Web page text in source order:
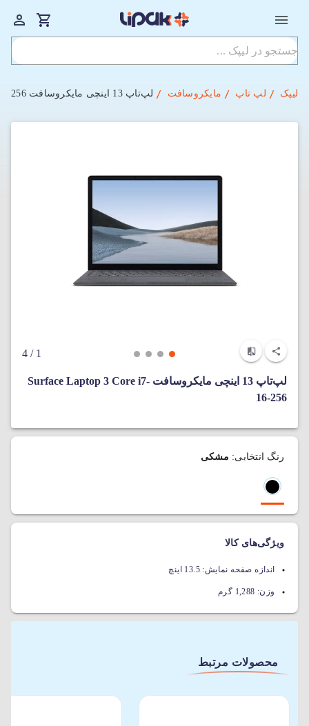
لیپک لپ تاپ مایکروسافت لپ‌تاپ 13 اینچی مایکروسافت Surface Laptop 3 Core i7-16-256
1
/ 4
لپ‌تاپ 13 اینچی مایکروسافت Surface Laptop 3 Core i7-
16-256
رنگ انتخابی: مشکی
ویژگی‌های کالا
اندازه صفحه نمایش:13.5 اینچ
وزن: 1,288 گرم
محصولات مرتبط